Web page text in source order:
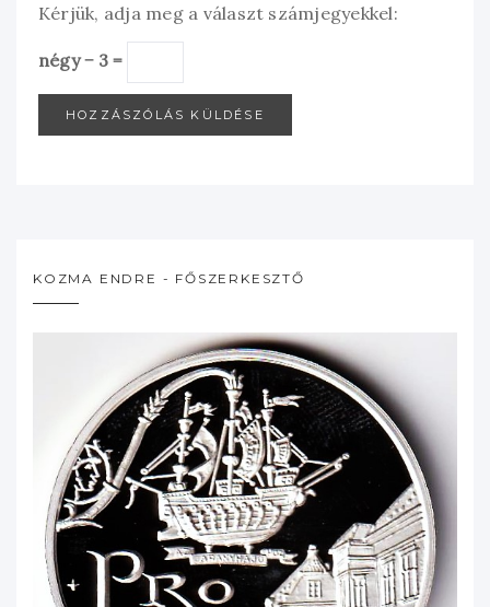
Kérjük, adja meg a választ számjegyekkel:
négy − 3 =
KOZMA ENDRE - FŐSZERKESZTŐ